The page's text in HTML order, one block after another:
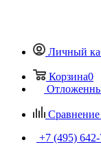
Личный
Корзина0
Сравнение
+7 (495)